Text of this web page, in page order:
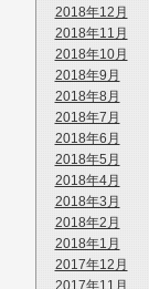
2018年12月
2018年11月
2018年10月
2018年9月
2018年8月
2018年7月
2018年6月
2018年5月
2018年4月
2018年3月
2018年2月
2018年1月
2017年12月
2017年11月